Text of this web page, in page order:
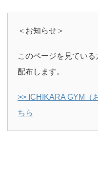
＜お知らせ＞
このページを見てい
配布します。
>> ICHIKARA GYM（
ちら